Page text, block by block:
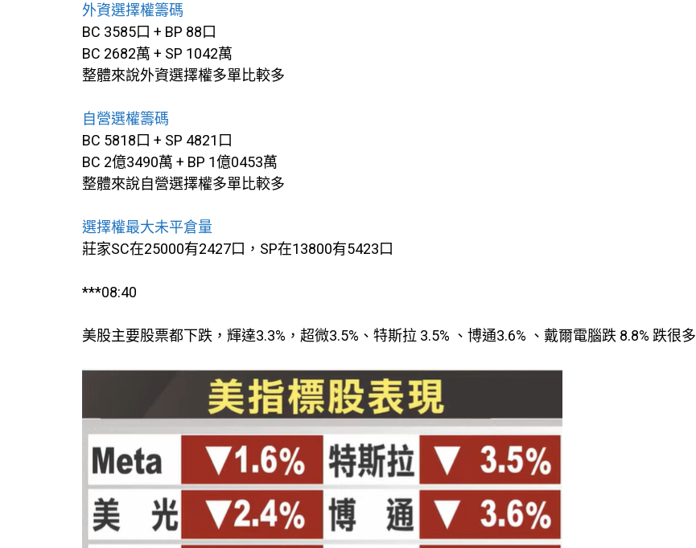
外資選擇權籌碼
BC 3585口 + BP 88口
BC 2682萬 + SP 1042萬
整體來說外資選擇權多單比較多
自營選權籌碼
BC 5818口 + SP 4821口
BC 2億3490萬 + BP 1億0453萬
整體來說自營選擇權多單比較多
選擇權最大未平倉量
莊家SC在25000有2427口，SP在13800有5423口
***08:40
美股主要股票都下跌，輝達3.3%，超微3.5%、特斯拉 3.5% 、博通3.6% 、戴爾電腦跌 8.8% 跌很多